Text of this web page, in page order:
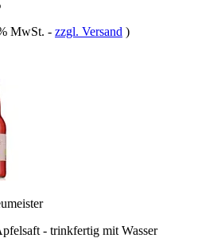
MwSt. - zzgl. Versand )
- trinkfertig mit Wasser